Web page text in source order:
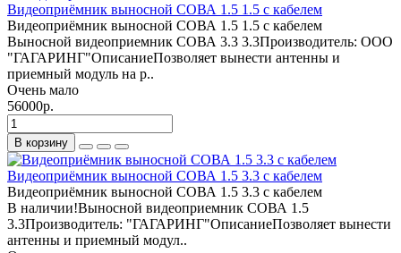
Видеоприёмник выносной СОВА 1.5 1.5 с кабелем
Видеоприёмник выносной СОВА 1.5 1.5 с кабелем
Выносной видеоприемник СОВА 3.3 3.3Производитель: ООО
"ГАГАРИНГ"ОписаниеПозволяет вынести антенны и
приемный модуль на р..
Очень мало
56000р.
В корзину
Видеоприёмник выносной СОВА 1.5 3.3 с кабелем
Видеоприёмник выносной СОВА 1.5 3.3 с кабелем
В наличии!Выносной видеоприемник СОВА 1.5
3.3Производитель: "ГАГАРИНГ"ОписаниеПозволяет вынести
антенны и приемный модул..